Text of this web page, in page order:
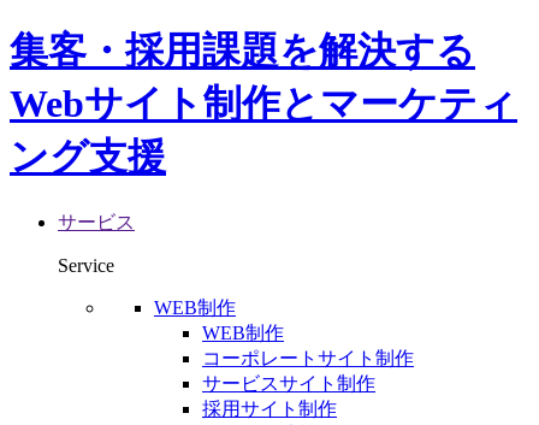
集客・採用課題を解決する
Webサイト制作とマーケティ
ング支援
サービス
Service
WEB制作
WEB制作
コーポレートサイト制作
サービスサイト制作
採用サイト制作